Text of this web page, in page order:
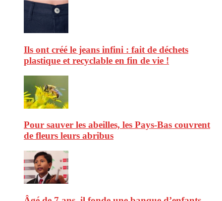
Ils ont créé le jeans infini : fait de déchets
plastique et recyclable en fin de vie !
Pour sauver les abeilles, les Pays-Bas couvrent
de fleurs leurs abribus